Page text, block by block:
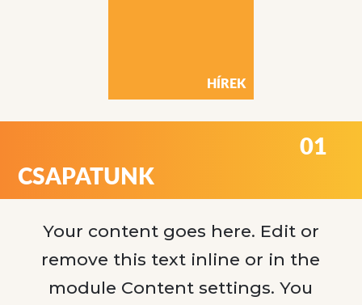
HÍREK
01
CSAPATUNK
Your content goes here. Edit or
remove this text inline or in the
module Content settings. You